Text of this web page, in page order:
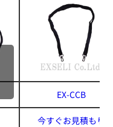
EX-CCB
今すぐお見積もり